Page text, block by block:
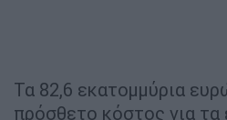
Τα 82,6 εκατομμύρια
πρόσθετο κόστος για τα